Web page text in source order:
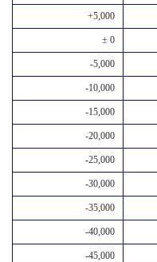
+5,000
± 0
-5,000
-10,000
-15,000
-20,000
-25,000
-30,000
-35,000
-40,000
-45,000